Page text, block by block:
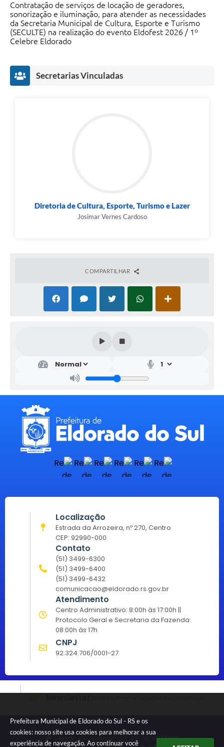
Prefeitura Municipal de Eldorado do Sul - RS e os
cookies: nosso site usa cookies para melhorar a sua
experiência de navegação. Ao continuar você
Contratação de serviços de locação de geradores,
sonorização e iluminação, para atender as necessidades
da Secretaria Municipal de Cultura, Esporte e Turismo
(SECULTE) na realização do evento Eldofest 2026 / 1º
Celebre Eldorado
Secretarias Vinculadas
Diretoria de Cultura, Esporte, Turismo e Lazer
Josimar Vernes Cardoso
COMPARTILHAR
Localização
Estrada da Arrozeira, nº 270, Centro
CEP: 92990-000
Contato
(51) 3499-6300
(51) 3499-6400
(51) 3499-6432
comunicacao@eldorado.rs.gov.br
Atendimento
Centro Administrativo: 8:00h às 17:00h ||
Protocolo Geral e Secretaria da Fazenda:
08:00h às 17h
CNPJ
92.324.706/0001-27
Versão do Sistema:
3.5.3 - 19/06/2026